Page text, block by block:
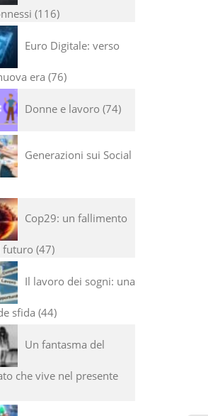
116
Euro Digitale: verso
era 76
Donne e lavoro 74
Generazioni sui Social
Cop29: un fallimento
futuro 47
Il lavoro dei sogni: una
sfida 44
Un fantasma del
che vive nel presente